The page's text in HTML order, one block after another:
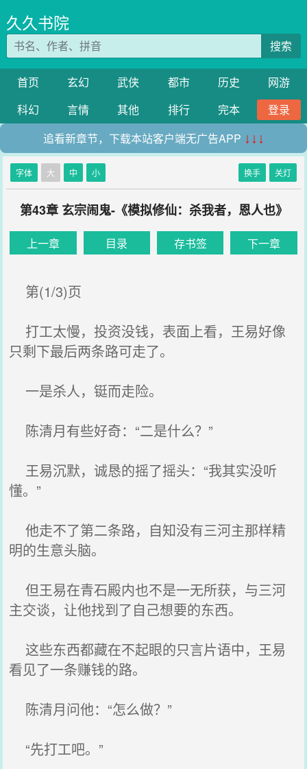
久久书院
搜索
首页 玄幻 武侠 都市 历史
网游
科幻
言情 其他 排行 完本
登录
追看新章节，下载本站客户端无广告APP ↓↓↓
字体 大 中 小 换手 关灯
第43章 玄宗闹鬼-《模拟修仙：杀我者，恩人也》
上一章 目录 存书签 下一章
第(1/3)页
打工太慢，投资没钱，表面上看，王易好像
只剩下最后两条路可走了。
一是杀人，铤而走险。
陈清月有些好奇：“二是什么？”
王易沉默，诚恳的摇了摇头：“我其实没听
懂。”
他走不了第二条路，自知没有三河主那样精
明的生意头脑。
但王易在青石殿内也不是一无所获，与三河
主交谈，让他找到了自己想要的东西。
这些东西都藏在不起眼的只言片语中，王易
看见了一条赚钱的路。
陈清月问他：“怎么做？”
“先打工吧。”